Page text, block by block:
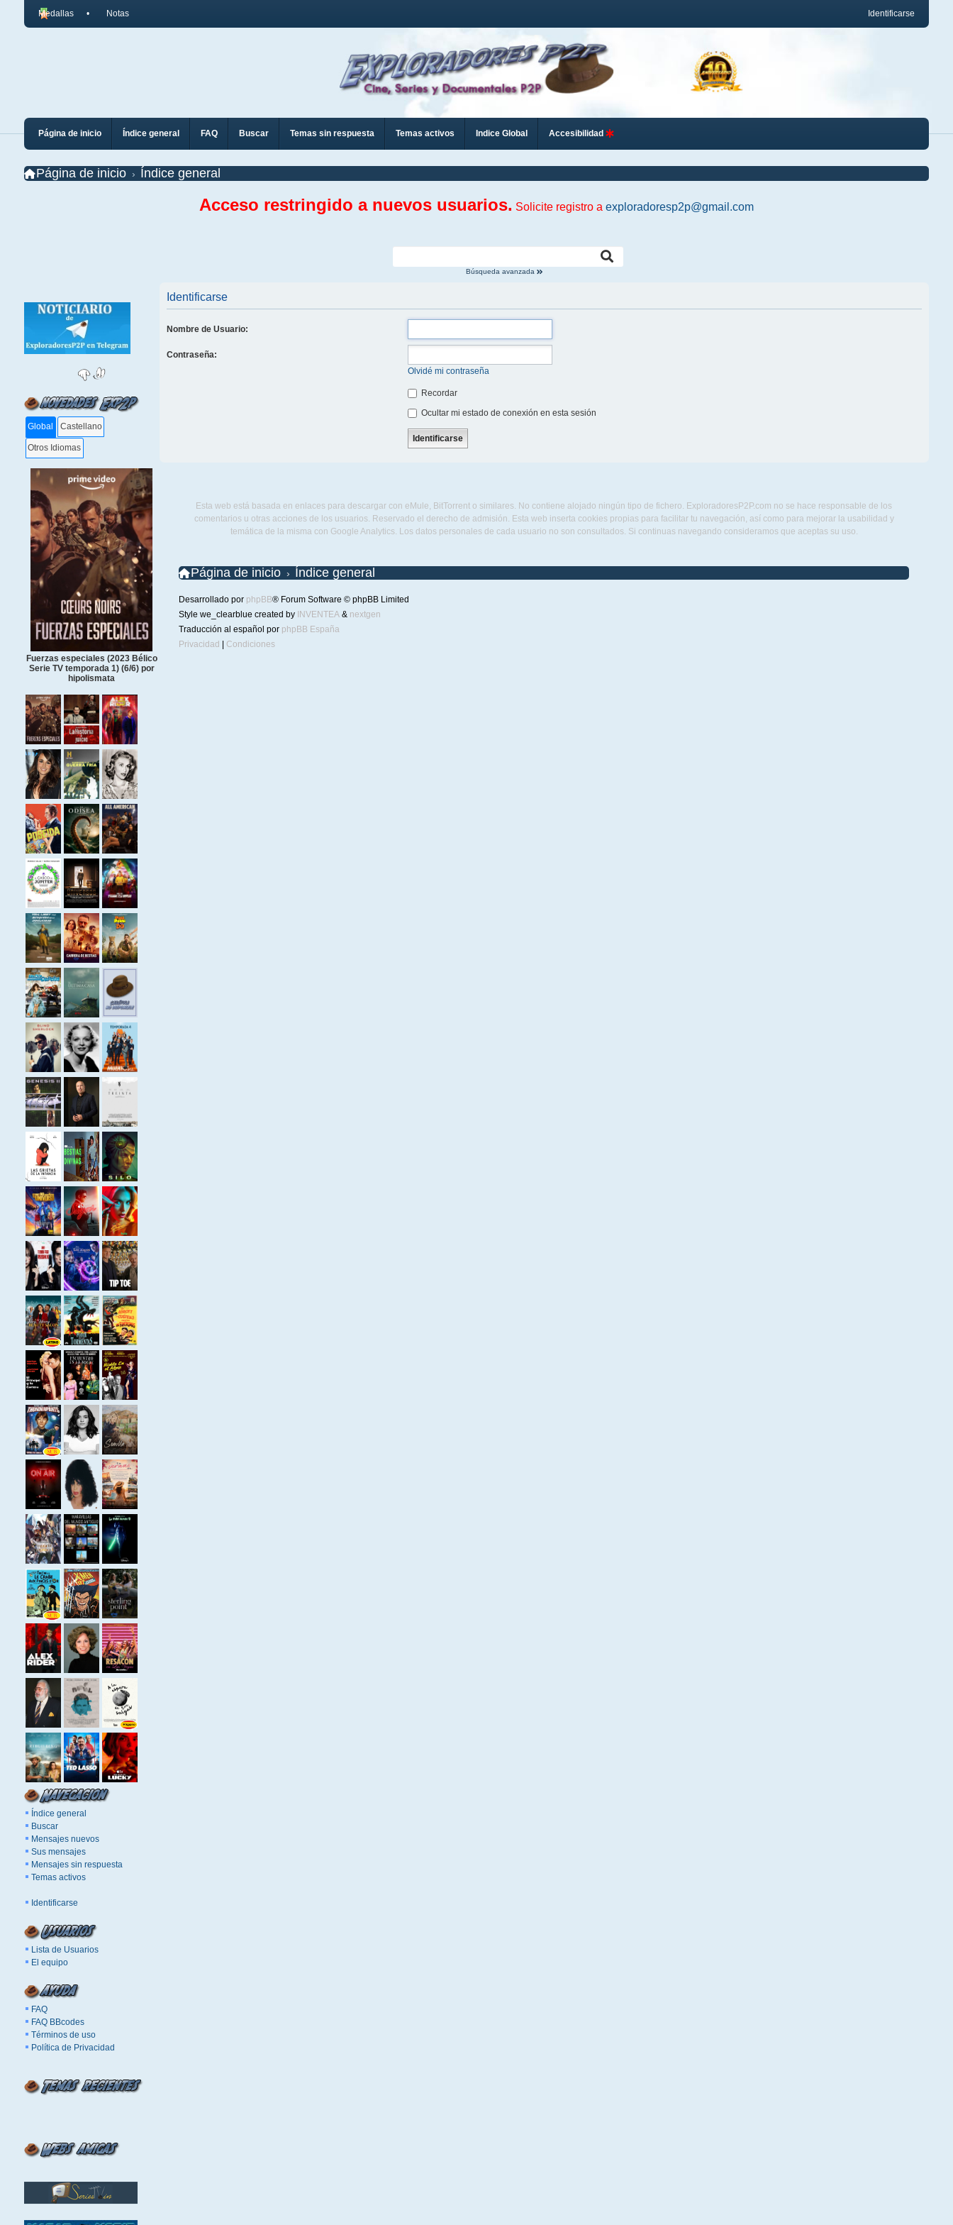
Identificarse
Medallas Notas
Página de inicio Índice general FAQ Buscar Temas sin respuesta Temas activos Indice Global Accesibilidad
Página de inicio Índice general
Acceso restringido a nuevos usuarios. Solicite registro a exploradoresp2p@gmail.com
Búsqueda avanzada
Global Castellano
Otros Idiomas
Fuerzas especiales (2023 Bélico
Serie TV temporada 1) (6/6) por
hipolismata
Índice general
Buscar
Mensajes nuevos
Sus mensajes
Mensajes sin respuesta
Temas activos
Identificarse
Lista de Usuarios
El equipo
FAQ
FAQ BBcodes
Términos de uso
Política de Privacidad
Identificarse
Nombre de Usuario:
Contraseña:
Olvidé mi contraseña
Recordar
Ocultar mi estado de conexión en esta sesión
Esta web está basada en enlaces para descargar con eMule, BitTorrent o similares. No contiene alojado ningún tipo de fichero. ExploradoresP2P.com no se hace responsable de los
comentarios u otras acciones de los usuarios. Reservado el derecho de admisión. Esta web inserta cookies propias para facilitar tu navegación, así como para mejorar la usabilidad y
temática de la misma con Google Analytics. Los datos personales de cada usuario no son consultados. Si continuas navegando consideramos que aceptas su uso.
Página de inicio Índice general
Desarrollado por phpBB® Forum Software © phpBB Limited
Style we_clearblue created by INVENTEA& nextgen
Traducción al español por phpBB España
Privacidad
Condiciones